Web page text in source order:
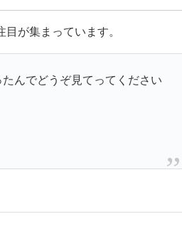
が集まっています。
んでどうぞ見てってください